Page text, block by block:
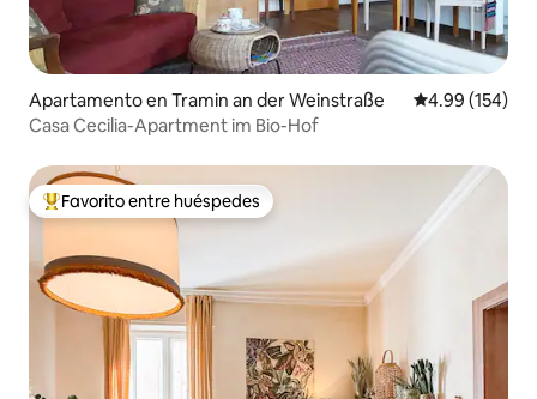
Apartamento en Tramin an der Weinstraße Calificación
4.99 (154)
Casa Cecilia-Apartment im Bio-Hof
Favorito entre huéspedes preferido
Favorito entre huéspedes